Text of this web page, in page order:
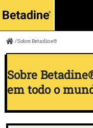
Sobre Betadine®
Sobre
em todo o